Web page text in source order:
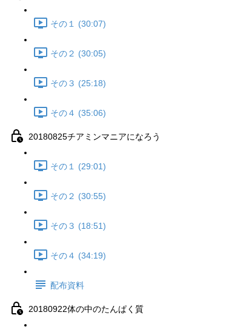
その１ (30:07)
その２ (30:05)
その３ (25:18)
その４ (35:06)
20180825チアミンマニアになろう
その１ (29:01)
その２ (30:55)
その３ (18:51)
その４ (34:19)
配布資料
20180922体の中のたんぱく質